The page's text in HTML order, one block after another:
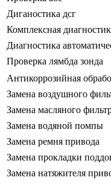
Диганостика дсг
Комплексная
Диагностика
Проверка лямбда зонда
Антикоррозийная
Замена воздушного
Замена масляного
Замена водяной помпы
Замена ремня привода
Замена прокладки
Замена натяжителя